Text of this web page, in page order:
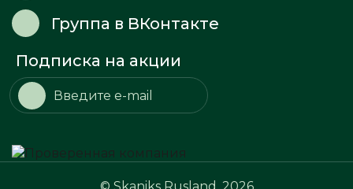
Группа в ВКонтакте
Подписка на акции